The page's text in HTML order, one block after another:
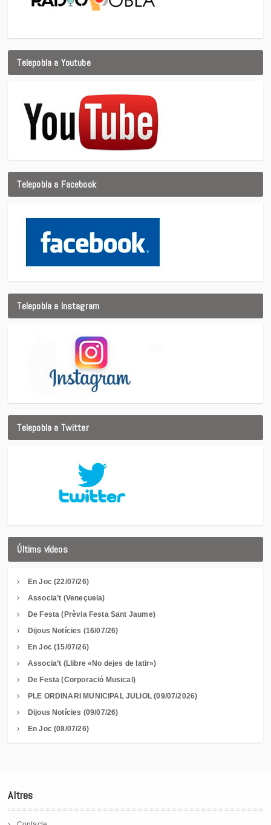
Telepobla a Youtube
Telepobla a Facebook
Telepobla a Instagram
Telepobla a Twitter
Últims vídeos
En Joc (22/07/26)
Associa’t (Veneçuela)
De Festa (Prèvia Festa Sant Jaume)
Dijous Notícies (16/07/26)
En Joc (15/07/26)
Associa’t (Llibre «No dejes de latir»)
De Festa (Corporació Musical)
PLE ORDINARI MUNICIPAL JULIOL (09/07/2026)
Dijous Notícies (09/07/26)
En Joc (08/07/26)
Altres